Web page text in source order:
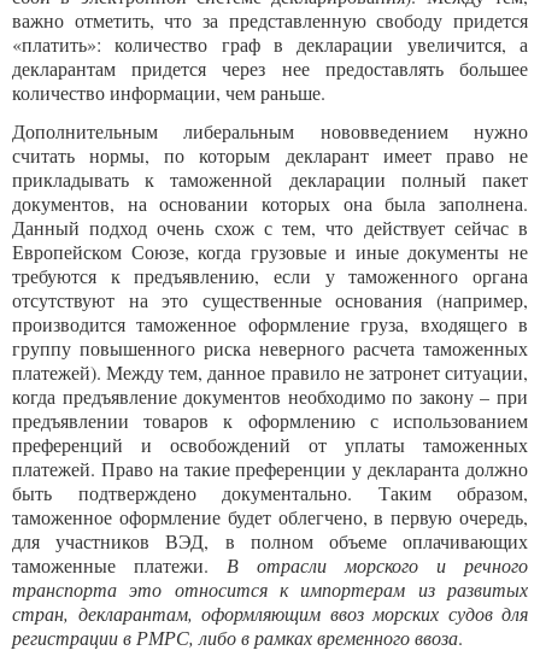
важно отметить, что за представленную свободу придется
«платить»: количество граф в декларации увеличится, а
декларантам придется через нее предоставлять большее
количество информации, чем раньше.
Дополнительным либеральным нововведением нужно
считать нормы, по которым декларант имеет право не
прикладывать к таможенной декларации полный пакет
документов, на основании которых она была заполнена.
Данный подход очень схож с тем, что действует сейчас в
Европейском Союзе, когда грузовые и иные документы не
требуются к предъявлению, если у таможенного органа
отсутствуют на это существенные основания (например,
производится таможенное оформление груза, входящего в
группу повышенного риска неверного расчета таможенных
платежей). Между тем, данное правило не затронет ситуации,
когда предъявление документов необходимо по закону – при
предъявлении товаров к оформлению с использованием
преференций и освобождений от уплаты таможенных
платежей. Право на такие преференции у декларанта должно
быть подтверждено документально. Таким образом,
таможенное оформление будет облегчено, в первую очередь,
для участников ВЭД, в полном объеме оплачивающих
таможенные платежи. В отрасли морского и речного
транспорта это относится к импортерам из развитых
стран, декларантам, оформляющим ввоз морских судов для
регистрации в РМРС, либо в рамках временного ввоза.